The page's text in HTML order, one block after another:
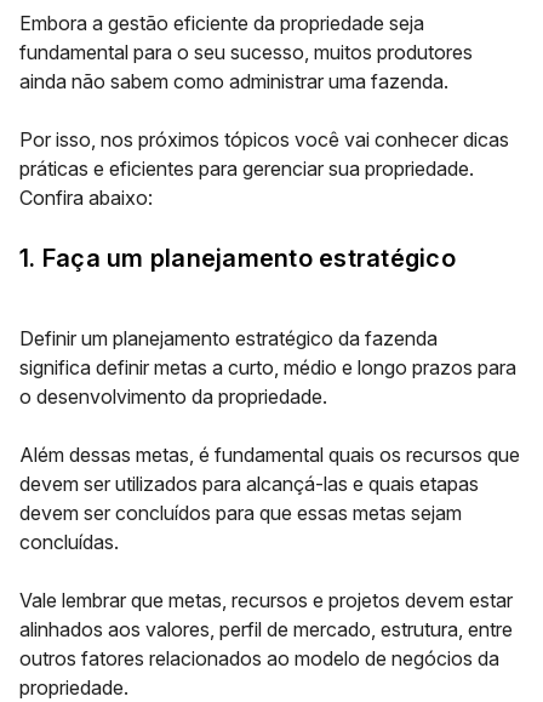
Embora a gestão eficiente da propriedade seja
fundamental para o seu sucesso, muitos produtores
ainda não sabem como administrar uma fazenda.
Por isso, nos próximos tópicos você vai conhecer dicas
práticas e eficientes para gerenciar sua propriedade.
Confira abaixo:
1. Faça um planejamento estratégico
Definir um planejamento estratégico da fazenda
significa definir metas a curto, médio e longo prazos para
o desenvolvimento da propriedade.
Além dessas metas, é fundamental quais os recursos que
devem ser utilizados para alcançá-las e quais etapas
devem ser concluídos para que essas metas sejam
concluídas.
Vale lembrar que metas, recursos e projetos devem estar
alinhados aos valores, perfil de mercado, estrutura, entre
outros fatores relacionados ao modelo de negócios da
propriedade.